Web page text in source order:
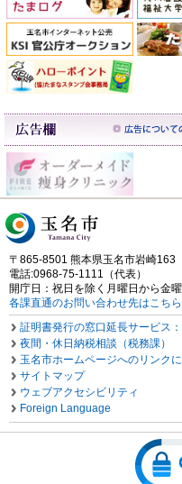
〒865-8501 熊本県玉名市岩崎163
電話:0968-75-1111（代表）
開庁日：祝日を除く月曜日から金
各課直通のお問い合わせ先はこちら
証明書発行の窓口延長サービス：
夜間・休日納税相談（税務課）
玉名市ホームページへのリンク
サイトマップ
ウェブアクセシビリティ
Foreign Language